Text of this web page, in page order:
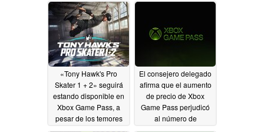
«Tony Hawk's Pro
Skater 1 + 2» seguirá
estando disponible en
Xbox Game Pass, a
pesar de los temores
El consejero delegado
afirma que el aumento
de precio de Xbox
Game Pass perjudicó
al número de